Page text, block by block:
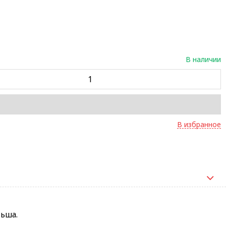
В наличии
В избранное